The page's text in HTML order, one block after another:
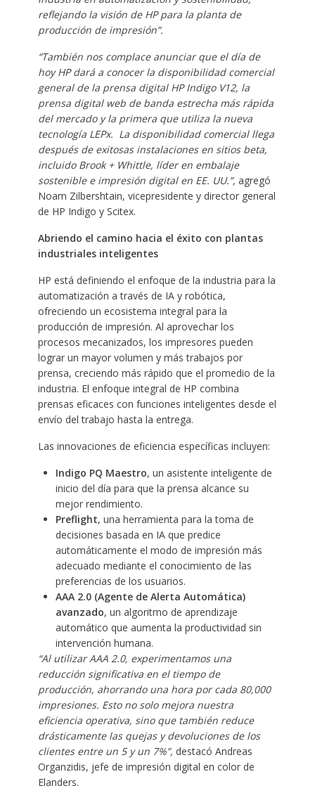
reflejando la visión de HP para la planta de
producción de impresión”.
“También nos complace anunciar que el día de
hoy HP dará a conocer la disponibilidad comercial
general de la prensa digital HP Indigo V12, la
prensa digital web de banda estrecha más rápida
del mercado y la primera que utiliza la nueva
tecnología LEPx. La disponibilidad comercial llega
después de exitosas instalaciones en sitios beta,
incluido Brook + Whittle, líder en embalaje
sostenible e impresión digital en EE. UU.”, agregó
Noam Zilbershtain, vicepresidente y director general
de HP Indigo y Scitex.
Abriendo el camino hacia el éxito con plantas
industriales inteligentes
HP está definiendo el enfoque de la industria para la
automatización a través de IA y robótica,
ofreciendo un ecosistema integral para la
producción de impresión. Al aprovechar los
procesos mecanizados, los impresores pueden
lograr un mayor volumen y más trabajos por
prensa, creciendo más rápido que el promedio de la
industria. El enfoque integral de HP combina
prensas eficaces con funciones inteligentes desde el
envío del trabajo hasta la entrega.
Las innovaciones de eficiencia específicas incluyen:
Indigo PQ Maestro, un asistente inteligente de
inicio del día para que la prensa alcance su
mejor rendimiento.
Preflight, una herramienta para la toma de
decisiones basada en IA que predice
automáticamente el modo de impresión más
adecuado mediante el conocimiento de las
preferencias de los usuarios.
AAA 2.0 (Agente de Alerta Automática)
avanzado, un algoritmo de aprendizaje
automático que aumenta la productividad sin
intervención humana.
“Al utilizar AAA 2.0, experimentamos una
reducción significativa en el tiempo de
producción, ahorrando una hora por cada 80,000
impresiones. Esto no solo mejora nuestra
eficiencia operativa, sino que también reduce
drásticamente las quejas y devoluciones de los
clientes entre un 5 y un 7%”, destacó Andreas
Organzidis, jefe de impresión digital en color de
Elanders.